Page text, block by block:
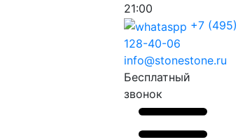
21:00
+7 (495)
128-40-06
info@stonestone.ru
Бесплатный
звонок